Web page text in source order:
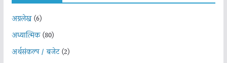
अग्रलेख(6)
अध्यात्मिक(80)
अर्थसंकल्प / बजेट(2)